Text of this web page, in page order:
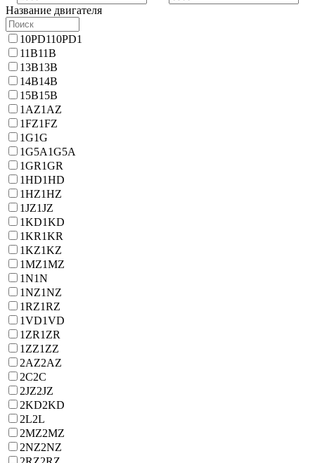
Название двигателя
10PD110PD1
11B11B
13B13B
14B14B
15B15B
1AZ1AZ
1FZ1FZ
1G1G
1G5A1G5A
1GR1GR
1HD1HD
1HZ1HZ
1JZ1JZ
1KD1KD
1KR1KR
1KZ1KZ
1MZ1MZ
1N1N
1NZ1NZ
1RZ1RZ
1VD1VD
1ZR1ZR
1ZZ1ZZ
2AZ2AZ
2C2C
2JZ2JZ
2KD2KD
2L2L
2MZ2MZ
2NZ2NZ